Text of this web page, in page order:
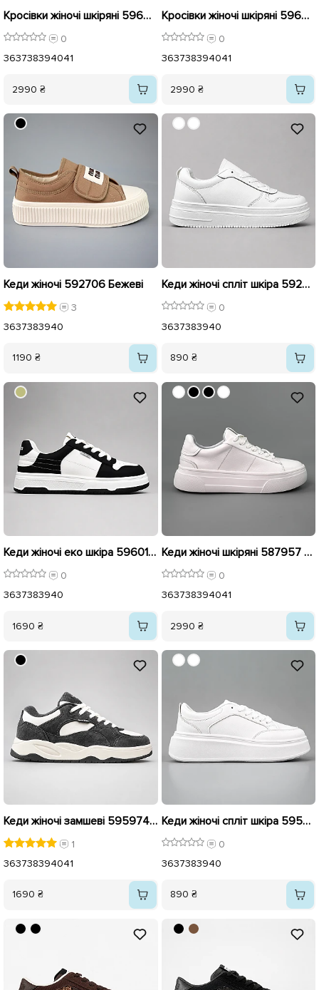
Кросівки жіночі шкіряні 596014 Коричневі
0
363738394041
2990 ₴
Кросівки жіночі шкіряні 596015 Чорні
0
363738394041
2990 ₴
Кеди жіночі 592706 Бежеві
3
3637383940
1190 ₴
Кеди жіночі спліт шкіра 592757 Білі
0
3637383940
890 ₴
Кеди жіночі еко шкіра 596012 Чорно-білі
0
3637383940
1690 ₴
Кеди жіночі шкіряні 587957 Білі
0
363738394041
2990 ₴
Кеди жіночі замшеві 595974 Сірі
1
363738394041
1690 ₴
Кеди жіночі спліт шкіра 595936 Білі
0
3637383940
890 ₴